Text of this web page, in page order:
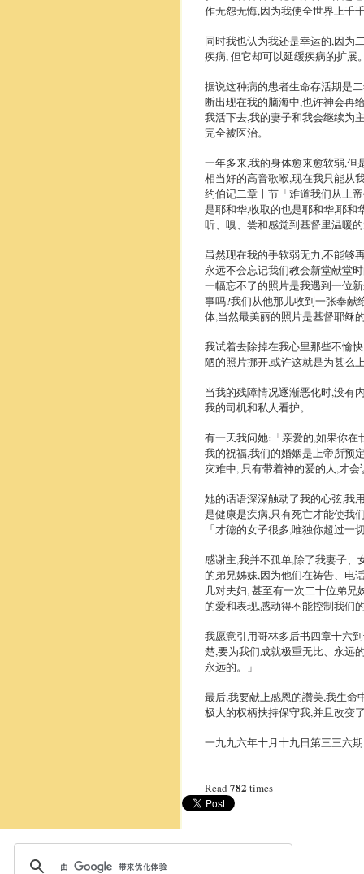
作无怨无悔,因为我使全世界上千
同时我也认为我还是幸运的,因为
疾病, 但它却可以延缓疾病的扩展
据说这种病的患者生命存活期是
断出现在我的脑海中,也许神会再
我活下去,我的妻子和我会继续为
完全被医治。
一年多来,我的身体愈来愈软弱,但
相当好的高音歌喉,现在我只能从
约伯记二章十节「难道我们从上
是耶和华,收取的也是耶和华,耶和
听、嗅、尝和感觉到基督里温暖
虽然现在我的手软弱无力,不能够
永远不会忘记我们教会新堂献堂
一幅忘不了的照片是我遇到一位
事吗?我们从他那儿收到一张奉献
体,当然最美丽的照片是基督耶稣
我试着去除掉在我心里那些不愉
陋的照片挪开,或许这就是为甚么
当我的残障情况逐渐恶化时,没有
我的司机和私人看护。
有一天我问她:「亲爱的,如果你在
我的祝福,我们的婚姻是上帝所预
灾难中, 只有带着神的爱的人,才
她的话语深深触动了我的心弦,我
是健康是疾病,只有死亡才能使我
「才德的女子很多,唯独你超过一
感谢主,我并不孤单,除了我妻子、
的弟兄姊妹,因为他们在祷告、电
几对夫妇, 甚至有一次二十位弟
的爱和表现,感动得不能控制我们
我愿意引用哥林多后书四章十六
楚,要为我们成就极重无比、永远
永远的。」
最后,我要献上感恩的讚美,我生命
极大的权柄扶持保守我,并且改变
一九九六年十月十九日第三三六期
Read 782 times